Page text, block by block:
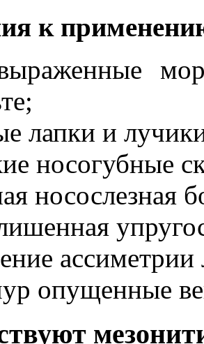
к
лапки и
носогубные
носослезная
ассиметрии
опущенные